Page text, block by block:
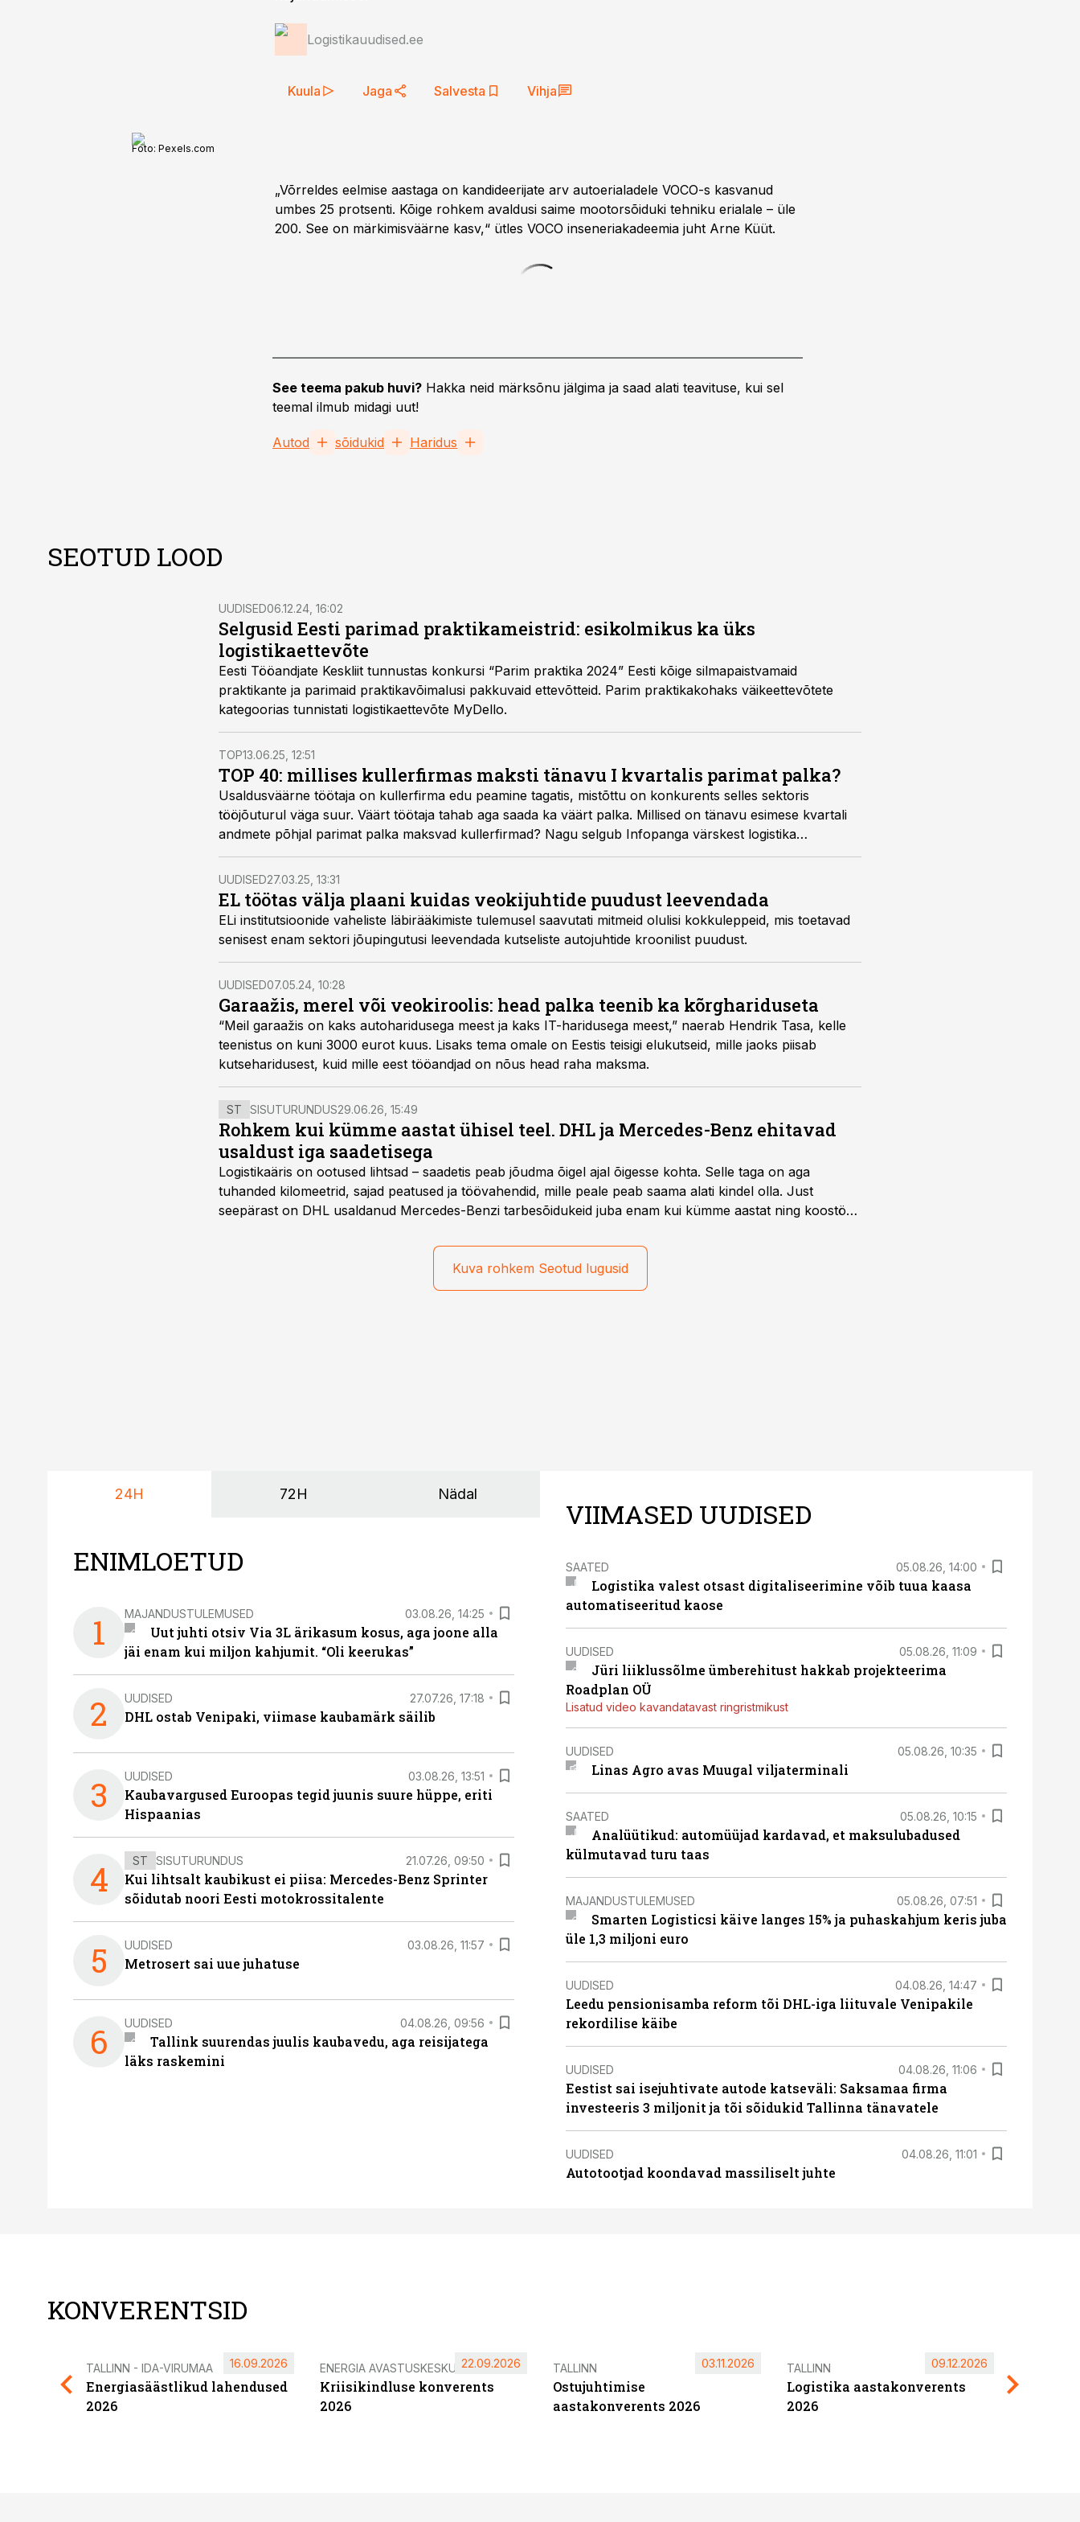
Logistikauudised.ee
Kuula Jaga Salvesta Vihja
Foto: Pexels.com
„Võrreldes eelmise aastaga on kandideerijate arv autoerialadele VOCO-s kasvanud
umbes 25 protsenti. Kõige rohkem avaldusi saime mootorsõiduki tehniku erialale – üle
200. See on märkimisväärne kasv,“ ütles VOCO inseneriakadeemia juht Arne Küüt.
See teema pakub huvi? Hakka neid märksõnu jälgima ja saad alati teavituse, kui sel
teemal ilmub midagi uut!
Autod sõidukid Haridus
SEOTUD LOOD
UUDISED06.12.24, 16:02
Selgusid Eesti parimad praktikameistrid: esikolmikus ka üks
logistikaettevõte
Eesti Tööandjate Keskliit tunnustas konkursi “Parim praktika 2024” Eesti kõige silmapaistvamaid
praktikante ja parimaid praktikavõimalusi pakkuvaid ettevõtteid. Parim praktikakohaks väikeettevõtete
kategoorias tunnistati logistikaettevõte MyDello.
TOP13.06.25, 12:51
TOP 40: millises kullerfirmas maksti tänavu I kvartalis parimat palka?
Usaldusväärne töötaja on kullerfirma edu peamine tagatis, mistõttu on konkurents selles sektoris
tööjõuturul väga suur. Väärt töötaja tahab aga saada ka väärt palka. Millised on tänavu esimese kvartali
andmete põhjal parimat palka maksvad kullerfirmad? Nagu selgub Infopanga värskest logistika
kvartaliraportist, on eelmise edetabeli liidri kõrvale tõusnud veel teinegi ettevõte.
UUDISED27.03.25, 13:31
EL töötas välja plaani kuidas veokijuhtide puudust leevendada
ELi institutsioonide vaheliste läbirääkimiste tulemusel saavutati mitmeid olulisi kokkuleppeid, mis toetavad
senisest enam sektori jõupingutusi leevendada kutseliste autojuhtide kroonilist puudust.
UUDISED07.05.24, 10:28
Garaažis, merel või veokiroolis: head palka teenib ka kõrg­hariduseta
“Meil garaažis on kaks autoharidusega meest ja kaks IT-haridusega meest,” naerab Hendrik Tasa, kelle
teenistus on kuni 3000 eurot kuus. Lisaks tema omale on Eestis teisigi elukutseid, mille jaoks piisab
kutseharidusest, kuid mille eest tööandjad on nõus head raha maksma.
ST SISUTURUNDUS29.06.26, 15:49
Rohkem kui kümme aastat ühisel teel. DHL ja Mercedes-Benz ehitavad
usaldust iga saadetisega
Logistikaäris on ootused lihtsad – saadetis peab jõudma õigel ajal õigesse kohta. Selle taga on aga
tuhanded kilomeetrid, sajad peatused ja töövahendid, mille peale peab saama alati kindel olla. Just
seepärast on DHL usaldanud Mercedes-Benzi tarbesõidukeid juba enam kui kümme aastat ning koostöö
Kuva rohkem Seotud lugusid
24H 72H Nädal
ENIMLOETUD
1 MAJANDUSTULEMUSED 03.08.26, 14:25
Uut juhti otsiv Via 3L ärikasum kosus, aga joone alla
jäi enam kui miljon kahjumit. “Oli keerukas”
2 UUDISED 27.07.26, 17:18
DHL ostab Venipaki, viimase kaubamärk säilib
3 UUDISED 03.08.26, 13:51
Kaubavargused Euroopas tegid juunis suure hüppe, eriti
Hispaanias
4 ST SISUTURUNDUS 21.07.26, 09:50
Kui lihtsalt kaubikust ei piisa: Mercedes-Benz Sprinter
sõidutab noori Eesti motokrossitalente
5 UUDISED 03.08.26, 11:57
Metrosert sai uue juhatuse
6 UUDISED 04.08.26, 09:56
Tallink suurendas juulis kaubavedu, aga reisijatega
läks raskemini
VIIMASED UUDISED
SAATED 05.08.26, 14:00
Logistika valest otsast digitaliseerimine võib tuua kaasa
automatiseeritud kaose
UUDISED 05.08.26, 11:09
Jüri liiklussõlme ümberehitust hakkab projekteerima
Roadplan OÜ
Lisatud video kavandatavast ringristmikust
UUDISED 05.08.26, 10:35
Linas Agro avas Muugal viljaterminali
SAATED 05.08.26, 10:15
Analüütikud: automüüjad kardavad, et maksulubadused
külmutavad turu taas
MAJANDUSTULEMUSED 05.08.26, 07:51
Smarten Logisticsi käive langes 15% ja puhaskahjum keris juba
üle 1,3 miljoni euro
UUDISED 04.08.26, 14:47
Leedu pensionisamba reform tõi DHL-iga liituvale Venipakile
rekordilise käibe
UUDISED 04.08.26, 11:06
Eestist sai isejuhtivate autode katseväli: Saksamaa firma
investeeris 3 miljonit ja tõi sõidukid Tallinna tänavatele
UUDISED 04.08.26, 11:01
Autotootjad koondavad massiliselt juhte
KONVERENTSID
TALLINN - IDA-VIRUMAA
Energiasäästlikud lahendused
2026
16.09.2026 ENERGIA AVASTUSKESKUS
Kriisikindluse konverents
2026
22.09.2026 TALLINN
Ostujuhtimise
aastakonverents 2026
03.11.2026 TALLINN
Logistika aastakonverents
2026
09.12.2026